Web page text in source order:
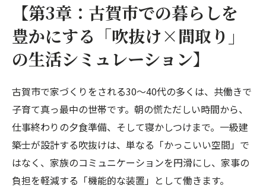
【第3章：古賀市での暮らしを
豊かにする「吹抜け×間取り」
の生活シミュレーション】
古賀市で家づくりをされる30〜40代の多くは、共働きで
子育て真っ最中の世帯です。朝の慌ただしい時間から、
仕事終わりの夕食準備、そして寝かしつけまで。一級建
築士が設計する吹抜けは、単なる「かっこいい空間」で
はなく、家族のコミュニケーションを円滑にし、家事の
負担を軽減する「機能的な装置」として働きます。